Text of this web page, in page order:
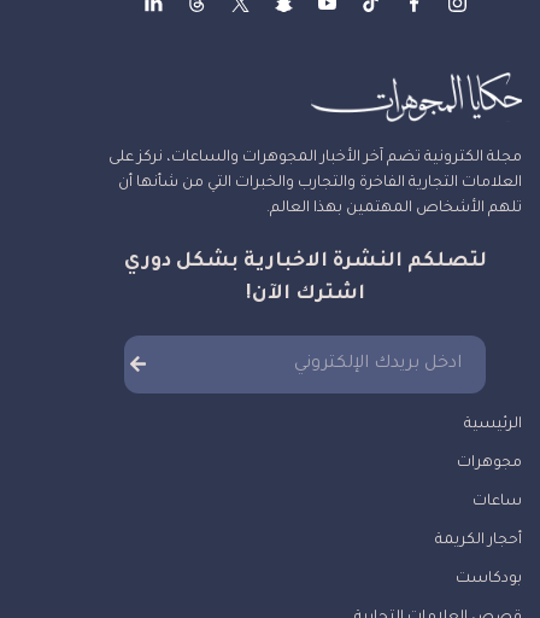
مجلة الكترونية تضم آخر الأخبار المجوهرات والساعات، نركز على
العلامات التجارية الفاخرة والتجارب والخبرات التي من شأنها أن
تلهم الأشخاص المهتمين بهذا العالم.
لتصلكم النشرة الاخبارية بشكل دوري
اشترك الآن!
الرئيسية
مجوهرات
ساعات
أحجار الكريمة
بودكاست